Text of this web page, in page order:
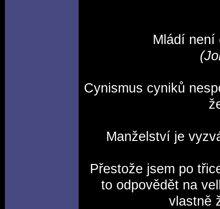
Mládí není
Cynismus cyniků
Manželství je
Přestože jsem po
to odpovědět na
vlastně